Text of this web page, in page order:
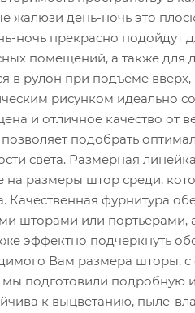
жалюзи день-ночь это
ночь прекрасно подойдут
помещений, а также
в рулон при подъеме
рисунком идеально
и отличное качество
подобрать
света. Размерная
на размеры штор среди,
фурнитура
шторами или портьерами,
эффектно подчеркнуть
Вам размера шторы, с
подготовили подробную
к выцветанию, пыле-